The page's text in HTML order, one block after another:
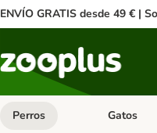
ENVÍO GRATIS desde 49 € |
Perros Menú de
Gatos